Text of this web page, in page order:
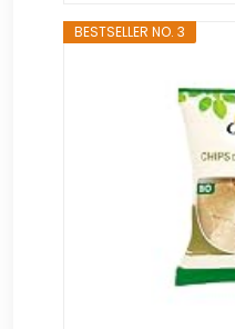
BESTSELLER NO. 3